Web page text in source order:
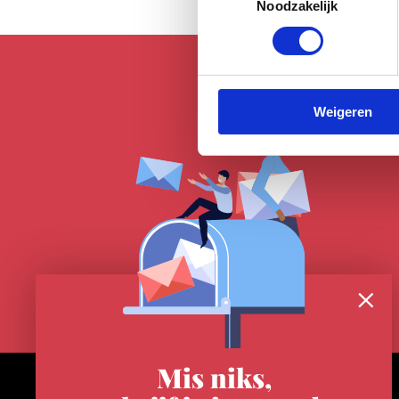
Noodzakelijk
Weigeren
Mis niks,